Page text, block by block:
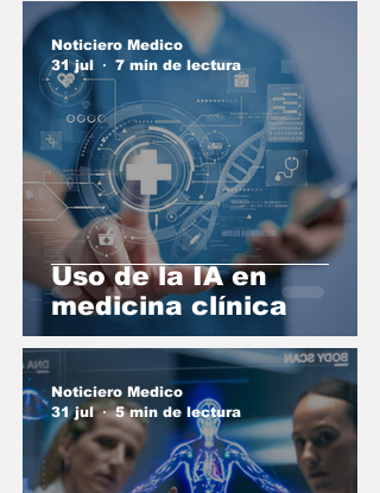
Uso de la IA en
medicina clínica
Noticiero Medico
31 jul
7 min de lectura
Noticiero Medico
31 jul
5 min de lectura